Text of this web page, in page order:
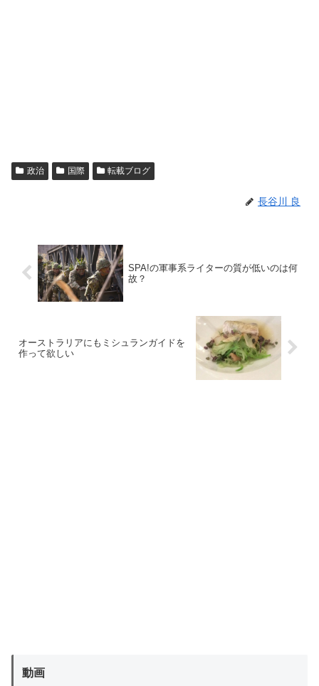
政治 国際 転載ブログ
長谷川 良
SPA!の軍事系ライターの質が低いのは何
故？
オーストラリアにもミシュランガイドを
作って欲しい
動画